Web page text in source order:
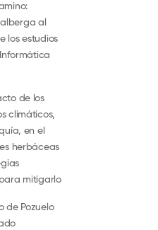
al
los estudios
de los
climáticos,
en el
herbáceas
mitigarlo
de Pozuelo